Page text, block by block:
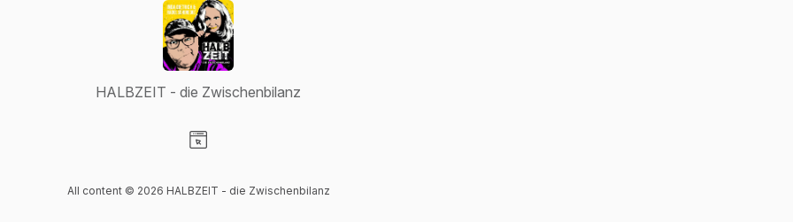
HALBZEIT - die Zwischenbilanz
All content © 2026 HALBZEIT - die Zwischenbilanz